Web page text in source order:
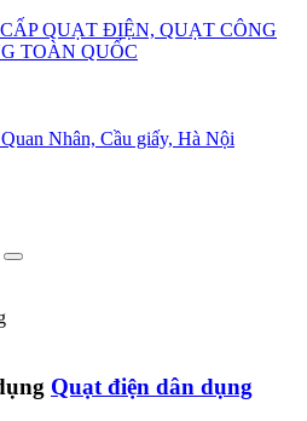
QUẠT ĐIỆN, QUẠT CÔNG
TOÀN QUỐC
Nhân, Cầu giấy, Hà Nội
Quạt điện dân dụng